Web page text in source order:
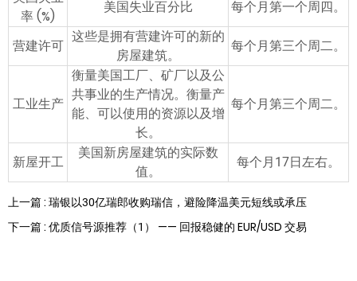
率 (%)
美国失业百分比 每个月第一个周四。
营建许可
这些是拥有营建许可的新的
房屋建筑。
每个月第三个周二。
工业生产
衡量美国工厂、矿厂以及公
共事业的生产情况。衡量产
能、可以使用的资源以及增
长。
每个月第三个周二。
新屋开工
美国新房屋建筑的实际数
值。
每个月17日左右。
上一篇 : 瑞银以30亿瑞郎收购瑞信，避险降温美元短线或承压
下一篇 : 优质信号源推荐（1） —— 回报稳健的 EUR/USD 交易